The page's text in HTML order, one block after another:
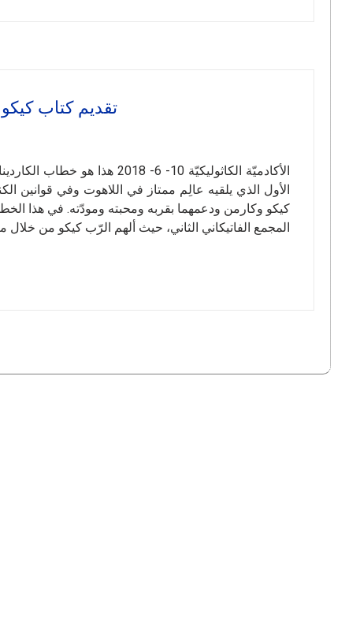
تقديم كتاب
الأكادميّة الكاثوليكيّة 10-
الأول الذي يلقيه عالِم ممتاز في اللاهوت وفي قوانين
كيكو وكارمن ودعمهما بقربه ومحبته ومودّته. في هذا
المجمع الفاتيكاني الثاني، حيث ألهم الرّب كيكو من خلال